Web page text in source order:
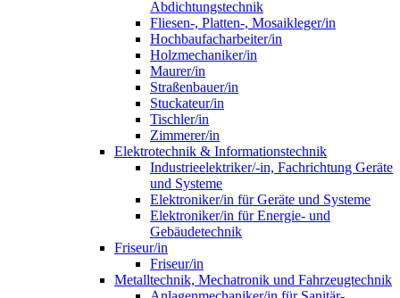
Abdichtungstechnik
Fliesen-, Platten-, Mosaikleger/in
Hochbaufacharbeiter/in
Holzmechaniker/in
Maurer/in
Straßenbauer/in
Stuckateur/in
Tischler/in
Zimmerer/in
Elektrotechnik & Informationstechnik
Industrieelektriker/-in, Fachrichtung Geräte
und Systeme
Elektroniker/in für Geräte und Systeme
Elektroniker/in für Energie- und
Gebäudetechnik
Friseur/in
Friseur/in
Metalltechnik, Mechatronik und Fahrzeugtechnik